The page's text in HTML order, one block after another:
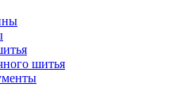
шитья